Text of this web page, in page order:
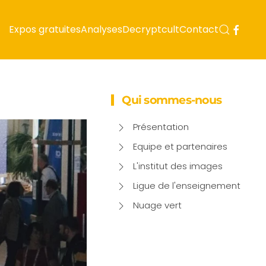
Expos gratuitesAnalysesDecryptcultContact
Qui sommes-nous
Présentation
Equipe et partenaires
L'institut des images
Ligue de l'enseignement
Nuage vert